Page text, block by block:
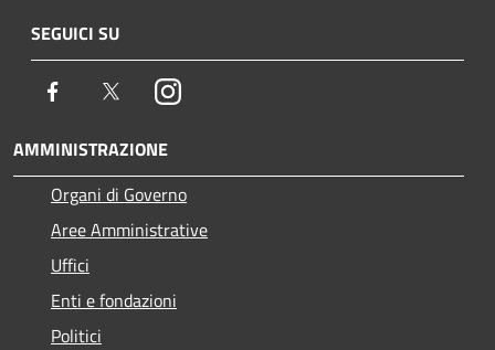
SEGUICI SU
Facebook TwitterInstagram
AMMINISTRAZIONE
Organi di Governo
Aree Amministrative
Uffici
Enti e fondazioni
Politici